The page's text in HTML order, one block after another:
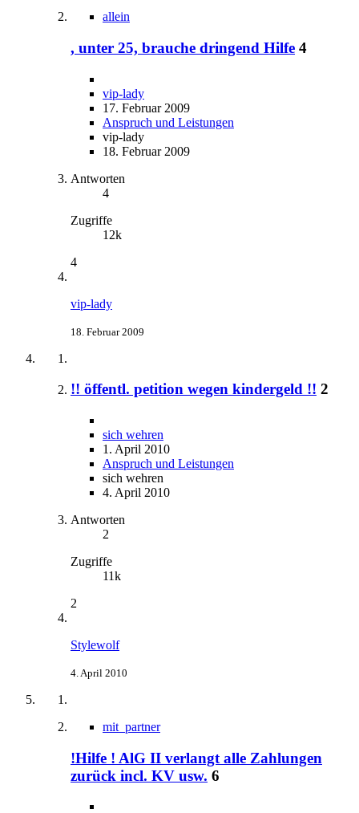
allein
, unter 25, brauche dringend Hilfe 4
vip-lady
17. Februar 2009
Anspruch und Leistungen
vip-lady
18. Februar 2009
Antworten
4
Zugriffe
12k
4
vip-lady
18. Februar 2009
!! öffentl. petition wegen kindergeld !! 2
sich wehren
1. April 2010
Anspruch und Leistungen
sich wehren
4. April 2010
Antworten
2
Zugriffe
11k
2
Stylewolf
4. April 2010
mit_partner
!Hilfe ! AlG II verlangt alle Zahlungen
zurück incl. KV usw. 6